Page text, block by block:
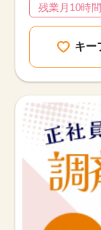
残業月10時
キー